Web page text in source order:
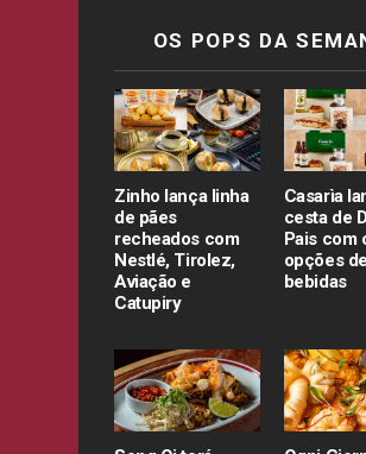
OS POPS DA
Zinho lança linha
de pães
recheados com
Nestlé, Tirolez,
Aviação e
Catupiry
Casarìa
cesta de
Pais com
opções de
bebidas